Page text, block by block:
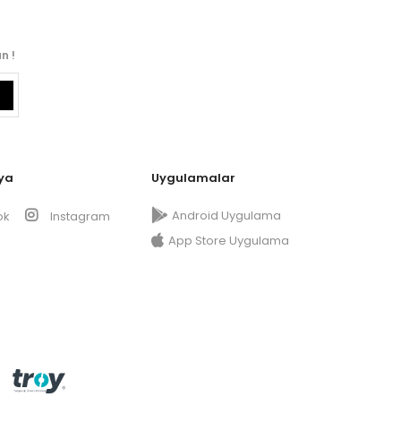
!
Instagram
Uygulamalar
Android Uygulama
App Store Uygulama